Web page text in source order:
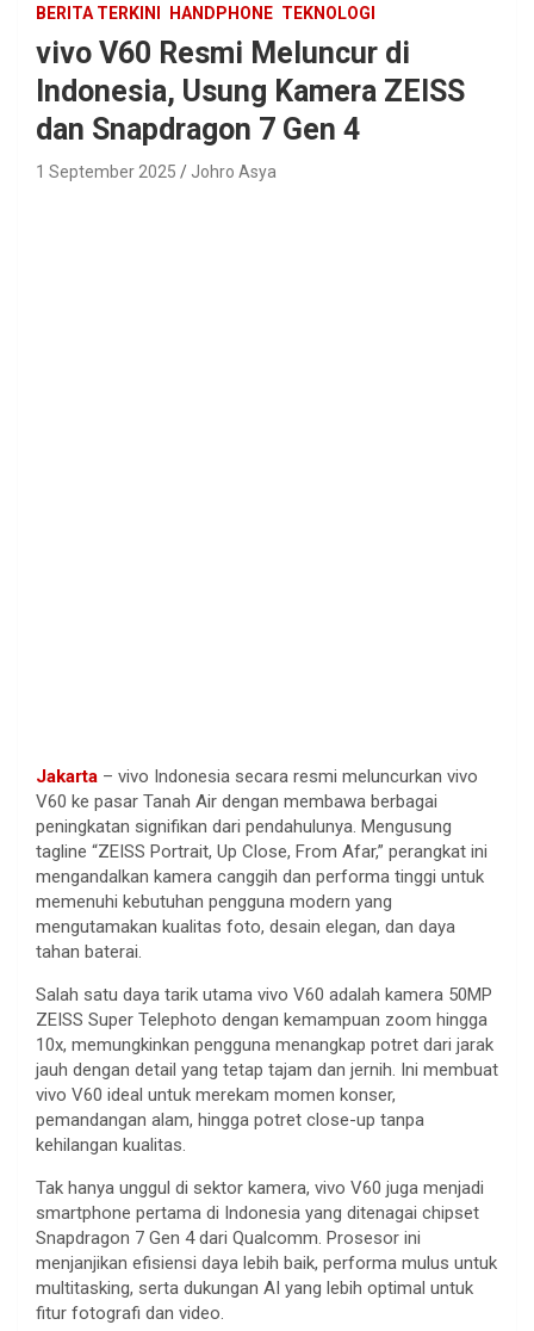
BERITA TERKINI HANDPHONE TEKNOLOGI
vivo V60 Resmi Meluncur di
Indonesia, Usung Kamera ZEISS
dan Snapdragon 7 Gen 4
1 September 2025 Johro Asya
Jakarta – vivo Indonesia secara resmi meluncurkan vivo
V60 ke pasar Tanah Air dengan membawa berbagai
peningkatan signifikan dari pendahulunya. Mengusung
tagline “ZEISS Portrait, Up Close, From Afar,” perangkat ini
mengandalkan kamera canggih dan performa tinggi untuk
memenuhi kebutuhan pengguna modern yang
mengutamakan kualitas foto, desain elegan, dan daya
tahan baterai.
Salah satu daya tarik utama vivo V60 adalah kamera 50MP
ZEISS Super Telephoto dengan kemampuan zoom hingga
10x, memungkinkan pengguna menangkap potret dari jarak
jauh dengan detail yang tetap tajam dan jernih. Ini membuat
vivo V60 ideal untuk merekam momen konser,
pemandangan alam, hingga potret close-up tanpa
kehilangan kualitas.
Tak hanya unggul di sektor kamera, vivo V60 juga menjadi
smartphone pertama di Indonesia yang ditenagai chipset
Snapdragon 7 Gen 4dari Qualcomm. Prosesor ini
menjanjikan efisiensi daya lebih baik, performa mulus untuk
multitasking, serta dukungan AI yang lebih optimal untuk
fitur fotografi dan video.